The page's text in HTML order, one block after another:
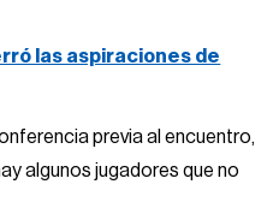
las aspiraciones de
previa al encuentro,
algunos jugadores que no